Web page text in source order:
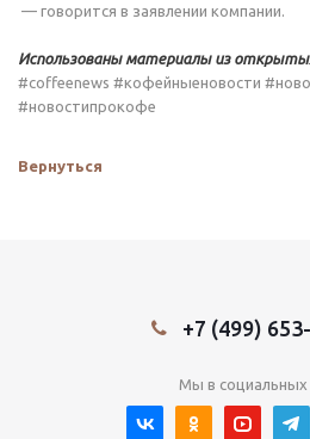
— говорится в заявлении компании.
Использованы материалы из
#coffeenews #кофейныеновости
#новостипрокофе
Вернуться
+7 (499)
Мы в социальных